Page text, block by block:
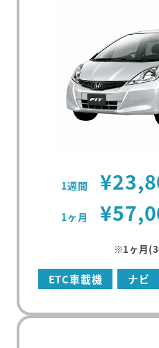
1週間
1ヶ月
※1ヶ月
ETC車載機 ナビ